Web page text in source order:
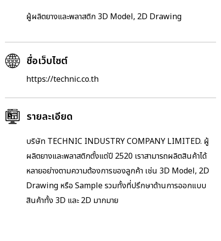
ผู้ผลิตยางและพลาสติก 3D Model, 2D Drawing
ชื่อเว็บไซต์
https://technic.co.th
รายละเอียด
บริษัท TECHNIC INDUSTRY COMPANY LIMITED. ผู้
ผลิตยางและพลาสติกตั้งแต่ปี 2520 เราสามารถผลิตสินค้าได้
หลายอย่างตามความต้องการของลูกค้า เช่น 3D Model, 2D
Drawing หรือ Sample รวมทั้งที่ปรึกษาด้านการออกแบบ
สินค้าทั้ง 3D และ 2D มากมาย